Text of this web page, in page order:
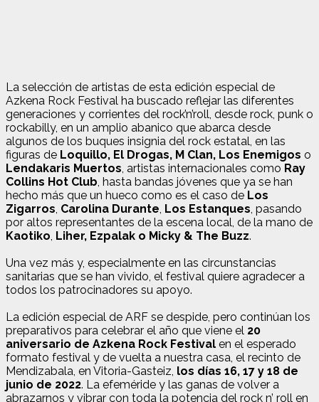
La selección de artistas de esta edición especial de
Azkena Rock Festival ha buscado reflejar las diferentes
generaciones y corrientes del rock’n’roll, desde rock, punk o
rockabilly, en un amplio abanico que abarca desde
algunos de los buques insignia del rock estatal, en las
figuras de Loquillo, El Drogas, M Clan, Los Enemigos o
Lendakaris Muertos, artistas internacionales como Ray
Collins Hot Club, hasta bandas jóvenes que ya se han
hecho más que un hueco como es el caso de Los
Zigarros, Carolina Durante, Los Estanques, pasando
por altos representantes de la escena local, de la mano de
Kaotiko, Liher, Ezpalak o Micky & The Buzz.
Una vez más y, especialmente en las circunstancias
sanitarias que se han vivido, el festival quiere agradecer a
todos los patrocinadores su apoyo.
La edición especial de ARF se despide, pero continúan los
preparativos para celebrar el año que viene el 20
aniversario de Azkena Rock Festival en el esperado
formato festival y de vuelta a nuestra casa, el recinto de
Mendizabala, en Vitoria-Gasteiz, los días 16, 17 y 18 de
junio de 2022. La efeméride y las ganas de volver a
abrazarnos y vibrar con toda la potencia del rock n’ roll en